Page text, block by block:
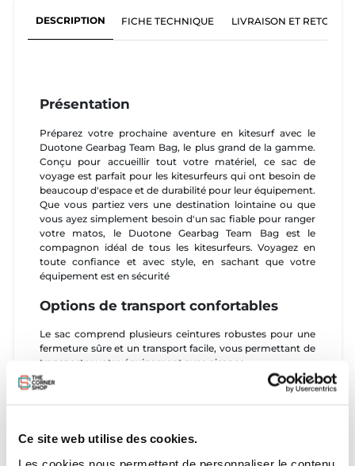
Ce site web utilise des cookies.
Les cookies nous permettent de personnaliser le contenu
DESCRIPTION FICHE TECHNIQUE LIVRAISON ET RETOURS
Présentation
Préparez votre prochaine aventure en kitesurf avec le
Duotone Gearbag Team Bag, le plus grand de la gamme.
Conçu pour accueillir tout votre matériel, ce sac de
voyage est parfait pour les kitesurfeurs qui ont besoin de
beaucoup d'espace et de durabilité pour leur équipement.
Que vous partiez vers une destination lointaine ou que
vous ayez simplement besoin d'un sac fiable pour ranger
votre matos, le Duotone Gearbag Team Bag est le
compagnon idéal de tous les kitesurfeurs. Voyagez en
toute confiance et avec style, en sachant que votre
équipement est en sécurité
Options de transport confortables
Le sac comprend plusieurs ceintures robustes pour une
fermeture sûre et un transport facile, vous permettant de
transporter votre équipement avec aisance.
Mobilité facile
que vous soyez à l'aéroport ou sur la route.